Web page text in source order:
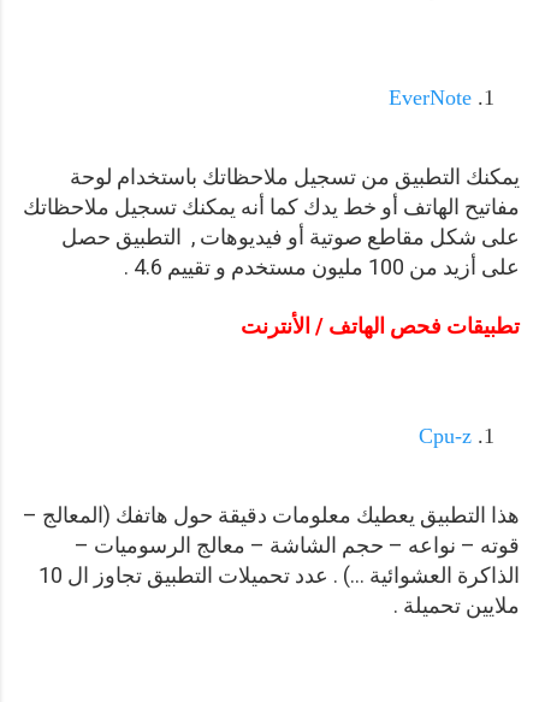
EverNote
يمكنك التطبيق من تسجيل ملاحظاتك باستخدام لوحة
مفاتيح الهاتف أو خط يدك كما أنه يمكنك تسجيل ملاحظاتك
على شكل مقاطع صوتية أو فيديوهات , التطبيق حصل
على أزيد من 100 مليون مستخدم و تقييم 4.6 .
تطبيقات فحص الهاتف / الأنترنت
Cpu-z
هذا التطبيق يعطيك معلومات دقيقة حول هاتفك (المعالج –
قوته – نواعه – حجم الشاشة – معالج الرسوميات –
الذاكرة العشوائية ...) . عدد تحميلات التطبيق تجاوز ال 10
ملايين تحميلة .